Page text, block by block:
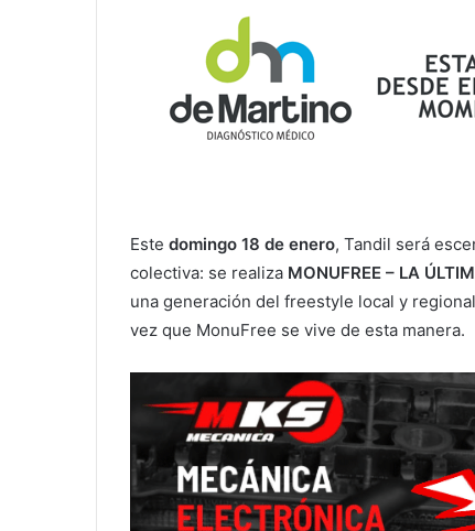
Este domingo 18 de enero, Tandil será
colectiva: se realiza MONUFREE – LA
una generación del freestyle local y
vez que MonuFree se vive de esta manera.